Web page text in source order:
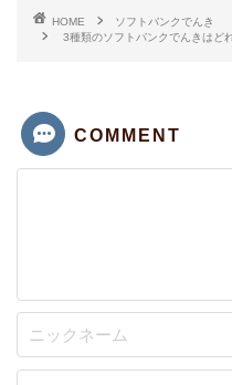
HOME
ソフトバンクでんき
3種類のソフトバンクでんきはど
COMMENT